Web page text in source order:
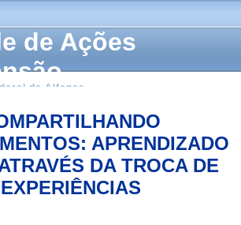
de Ações
de Alfenas
APRENDIZADO
DA TROCA DE
EXPERIÊNCIAS